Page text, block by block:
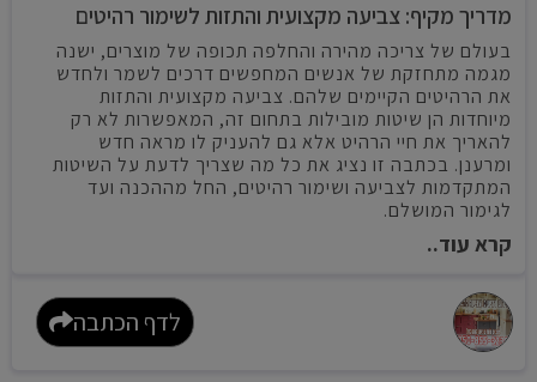
מדריך מקיף: צביעה מקצועית והתזות לשימור רהיטים
בעולם של צריכה מהירה והחלפה תכופה של מוצרים, ישנה
מגמה מתחזקת של אנשים המחפשים דרכים לשמר ולחדש
את הרהיטים הקיימים שלהם. צביעה מקצועית והתזות
מיוחדות הן שיטות מובילות בתחום זה, המאפשרות לא רק
להאריך את חיי הרהיט אלא גם להעניק לו מראה חדש
ומרענן. בכתבה זו נציג את כל מה שצריך לדעת על השיטות
המתקדמות לצביעה ושימור רהיטים, החל מההכנה ועד
לגימור המושלם.
קרא עוד..
לדף הכתבה